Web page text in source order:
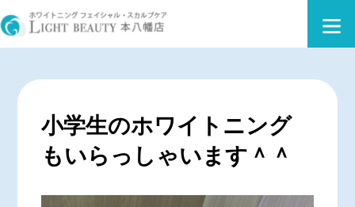
小学生のホワイトニング
もいらっしゃいます＾＾